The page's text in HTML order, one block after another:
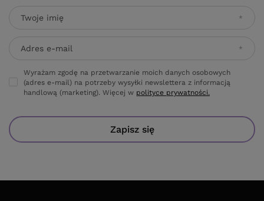
Twoje imię
Adres e-mail
Wyrażam zgodę na przetwarzanie moich danych osobowych
(adres e-mail) na potrzeby wysyłki newslettera z informacją
handlową (marketing). Więcej w polityce prywatności.
Zapisz się